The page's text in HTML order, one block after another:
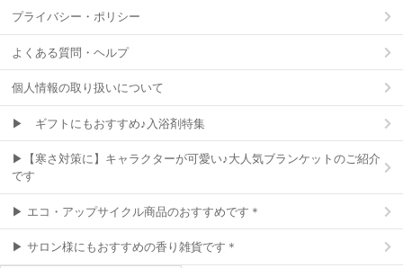
プライバシー・ポリシー
よくある質問・ヘルプ
個人情報の取り扱いについて
▶ ギフトにもおすすめ♪入浴剤特集
▶【寒さ対策に】キャラクターが可愛い♪大人気ブランケットのご紹介
です
▶ エコ・アップサイクル商品のおすすめです＊
▶ サロン様にもおすすめの香り雑貨です＊